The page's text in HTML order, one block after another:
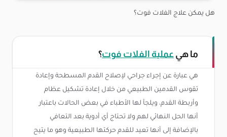
هل يمكن علاج الفلات فوت؟
ما هي عملية الفلات فوت؟
هي عبارة عن إجراء جراحي لإصلاح القدم المسطحة وإعادة
تقوس القدمين الطبيعي من خلال إعادة تشكيل عظام
وأربطة القدم، ويلجأ لها الأطباء في بعض الحالات باعتبار
أنها الحل النهائي لهم ولا تحتاج أي أدوية بعد التعافي
بالإضافة إلى أنها تعيد للقدم حركتها الطبيعية وهو ما يتيح